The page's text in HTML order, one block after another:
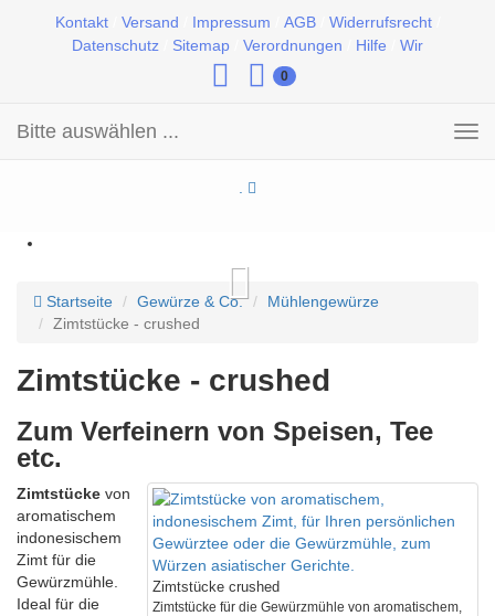
Kontakt Versand Impressum AGB Widerrufsrecht
Datenschutz
Sitemap Verordnungen Hilfe Wir
0
Bitte auswählen ...
Startseite Gewürze & Co.
Mühlengewürze
Zimtstücke - crushed
Zimtstücke - crushed
Zum Verfeinern von Speisen, Tee
etc.
Zimtstücke crushed
Zimtstücke für die Gewürzmühle von aromatischem,
Zimtstücke von
aromatischem
indonesischem
Zimt für die
Gewürzmühle.
Ideal für die